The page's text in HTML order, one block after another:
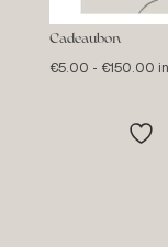
Cadeaubon
€5.00 - €150.00